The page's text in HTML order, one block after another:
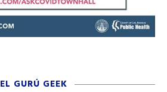
EL GURÚ GEEK